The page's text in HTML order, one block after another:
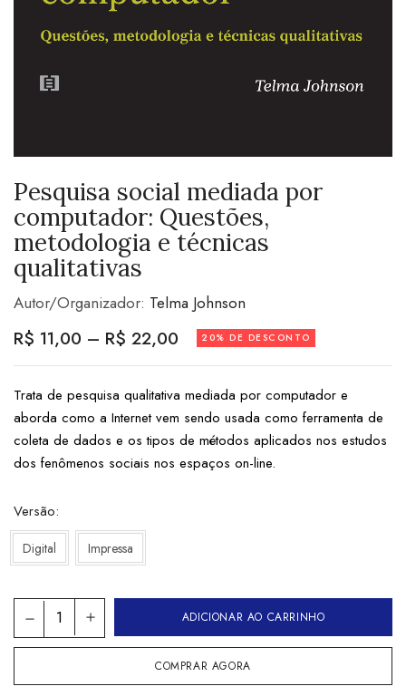
Pesquisa social mediada por
computador: Questões,
metodologia e técnicas
qualitativas
Autor/Organizador: Telma Johnson
R$ 11,00 – R$ 22,00 20% DE DESCONTO
Trata de pesquisa qualitativa mediada por computador e
aborda como a Internet vem sendo usada como ferramenta de
coleta de dados e os tipos de métodos aplicados nos estudos
dos fenômenos sociais nos espaços on-line.
Versão
Digital Impressa
ADICIONAR AO CARRINHO
COMPRAR AGORA